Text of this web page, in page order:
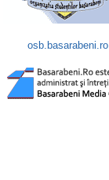
osb.basarabeni.ro